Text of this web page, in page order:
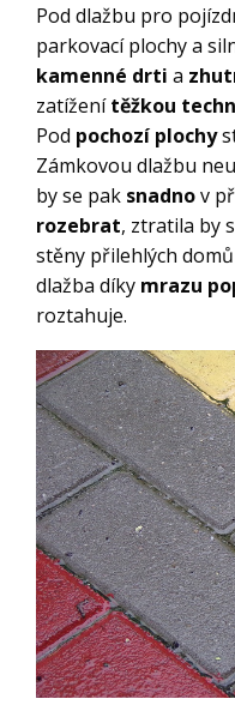
Pod dlažbu pro
parkovací plochy a
kamenné drti a
zatíženítěžkou
Pod pochozí plochy
Zámkovou dlažbu
by se pak snadnov
rozebrat, ztratila by
stěny přilehlých
dlažba díky mrazu
roztahuje.